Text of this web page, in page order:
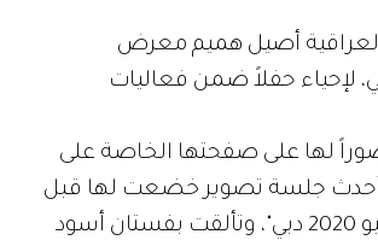
​أصيل هميم معرض
دبي، لإحياء حفلاً ضمن فعاليات
لها على صفحتها الخاصة على
أحدث جلسة تصوير خضعت لها قبل
حفلها في "إكسبو 2020 دبي"، وتألقت بفستان أسود